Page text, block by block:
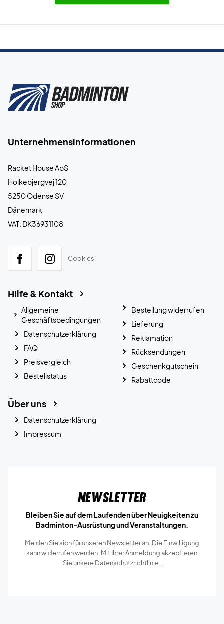
Unternehmensinformationen
Racket House ApS
Holkebjergvej 120
5250 Odense SV
Dänemark
VAT: DK36931108
Cookies
Hilfe & Kontakt
Allgemeine
Geschäftsbedingungen
Datenschutzerklärung
FAQ
Preisvergleich
Bestellstatus
Bestellung widerrufen
Lieferung
Reklamation
Rücksendungen
Geschenkgutschein
Rabattcode
Über uns
Datenschutzerklärung
Impressum
Newsletter
Bleiben Sie auf dem Laufenden über Neuigkeiten zu
Badminton-Ausrüstung und Veranstaltungen.
Melden Sie sich für unseren Newsletter an. Die Einwilligung
kann widerrufen werden. Mit Ihrer Anmeldung akzeptieren
Sie unsereDatenschutzrichtlinie.